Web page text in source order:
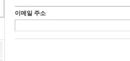
이메일 주소